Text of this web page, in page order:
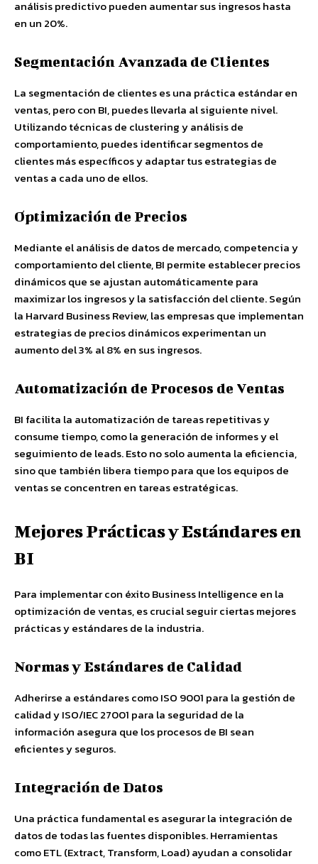
análisis predictivo pueden aumentar sus ingresos hasta
en un 20%.
Segmentación Avanzada de Clientes
La segmentación de clientes es una práctica estándar en
ventas, pero con BI, puedes llevarla al siguiente nivel.
Utilizando técnicas de clustering y análisis de
comportamiento, puedes identificar segmentos de
clientes más específicos y adaptar tus estrategias de
ventas a cada uno de ellos.
Optimización de Precios
Mediante el análisis de datos de mercado, competencia y
comportamiento del cliente, BI permite establecer precios
dinámicos que se ajustan automáticamente para
maximizar los ingresos y la satisfacción del cliente. Según
la Harvard Business Review, las empresas que implementan
estrategias de precios dinámicos experimentan un
aumento del 3% al 8% en sus ingresos.
Automatización de Procesos de Ventas
BI facilita la automatización de tareas repetitivas y
consume tiempo, como la generación de informes y el
seguimiento de leads. Esto no solo aumenta la eficiencia,
sino que también libera tiempo para que los equipos de
ventas se concentren en tareas estratégicas.
Mejores Prácticas y Estándares en
BI
Para implementar con éxito Business Intelligence en la
optimización de ventas, es crucial seguir ciertas mejores
prácticas y estándares de la industria.
Normas y Estándares de Calidad
Adherirse a estándares como ISO 9001 para la gestión de
calidad y ISO/IEC 27001 para la seguridad de la
información asegura que los procesos de BI sean
eficientes y seguros.
Integración de Datos
Una práctica fundamental es asegurar la integración de
datos de todas las fuentes disponibles. Herramientas
como ETL (Extract, Transform, Load) ayudan a consolidar